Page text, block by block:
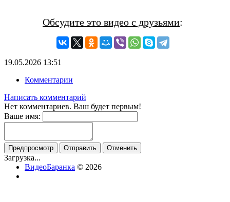
Обсудите это видео с друзьями:
19.05.2026 13:51
Комментарии
Написать комментарий
Нет комментариев. Ваш будет первым!
Ваше имя:
Загрузка...
ВидеоБаранка © 2026